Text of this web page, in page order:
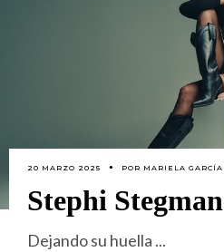
20 MARZO 2025 POR MARIELA GARCÍA
Stephi Stegman
Dejando su huella